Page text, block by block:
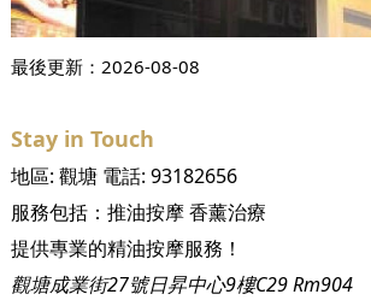
最後更新： 2026-08-08
Stay in Touch
地區: 觀塘電話: 93182656
服務包括： 推油按摩香薰治療
提供專業的精油按摩服務！
觀塘成業街27號日昇中心9樓C29 Rm904